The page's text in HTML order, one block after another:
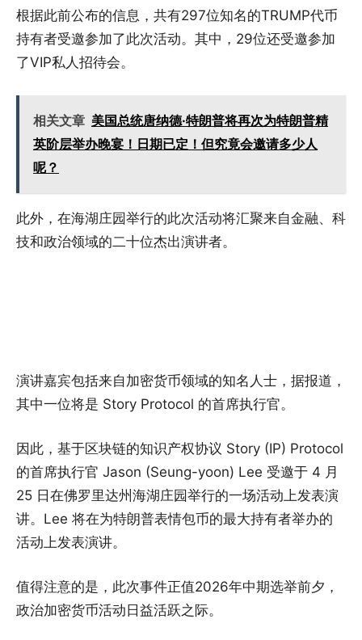
根据此前公布的信息，共有297位知名的TRUMP代币
持有者受邀参加了此次活动。其中，29位还受邀参加
了VIP私人招待会。
相关文章 美国总统唐纳德·特朗普将再次为特朗普精
英阶层举办晚宴！日期已定！但究竟会邀请多少人
呢？
此外，在海湖庄园举行的此次活动将汇聚来自金融、科
技和政治领域的二十位杰出演讲者。
演讲嘉宾包括来自加密货币领域的知名人士，据报道，
其中一位将是 Story Protocol 的首席执行官。
因此，基于区块链的知识产权协议 Story (IP) Protocol
的首席执行官 Jason (Seung-yoon) Lee 受邀于 4 月
25 日在佛罗里达州海湖庄园举行的一场活动上发表演
讲。Lee 将在为特朗普表情包币的最大持有者举办的
活动上发表演讲。
值得注意的是，此次事件正值2026年中期选举前夕，
政治加密货币活动日益活跃之际。